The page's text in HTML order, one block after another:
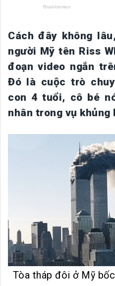
Cách đây không
người Mỹ tên Riss
đoạn video ngắn
Đó là cuộc trò
con 4 tuổi, cô bé
nhân trong vụ khủng
Tòa tháp đôi ở Mỹ